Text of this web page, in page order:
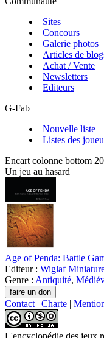
Sites
Concours
Galerie photos
Articles de
Achat / Vente
Newsletters
Editeurs
G-Fab
Nouvelle liste
Listes des
Encart colonne bottom
Un jeu au hasard
Age of Penda: Battle
Editeur : Wiglaf
Genre : Antiquité,
Contact | Charte |